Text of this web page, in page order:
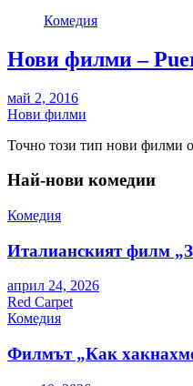
Комедия
Нови филми –
май 2, 2016
Нови филми
Точно този тип нови филми
Най-нови комедии
Комедия
Италианският филм
април 24, 2026
Red Carpet
Комедия
Филмът „Как